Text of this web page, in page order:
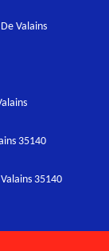
Valains
35140
35140